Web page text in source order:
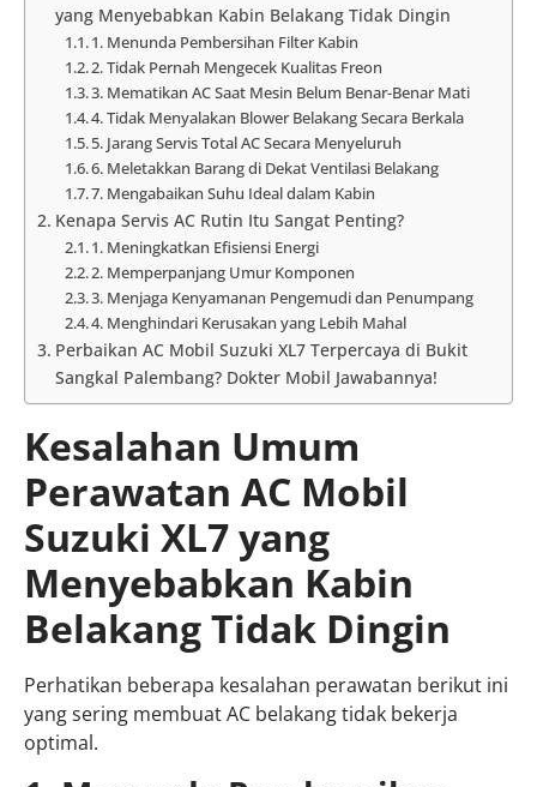
yang Menyebabkan Kabin Belakang Tidak Dingin
1. Menunda Pembersihan Filter Kabin
2. Tidak Pernah Mengecek Kualitas Freon
3. Mematikan AC Saat Mesin Belum Benar-Benar Mati
4. Tidak Menyalakan Blower Belakang Secara Berkala
5. Jarang Servis Total AC Secara Menyeluruh
6. Meletakkan Barang di Dekat Ventilasi Belakang
7. Mengabaikan Suhu Ideal dalam Kabin
Kenapa Servis AC Rutin Itu Sangat Penting?
1. Meningkatkan Efisiensi Energi
2. Memperpanjang Umur Komponen
3. Menjaga Kenyamanan Pengemudi dan Penumpang
4. Menghindari Kerusakan yang Lebih Mahal
Perbaikan AC Mobil Suzuki XL7 Terpercaya di Bukit
Sangkal Palembang? Dokter Mobil Jawabannya!
Kesalahan Umum
Perawatan AC Mobil
Suzuki XL7 yang
Menyebabkan Kabin
Belakang Tidak Dingin
Perhatikan beberapa kesalahan perawatan berikut ini
yang sering membuat AC belakang tidak bekerja
optimal.